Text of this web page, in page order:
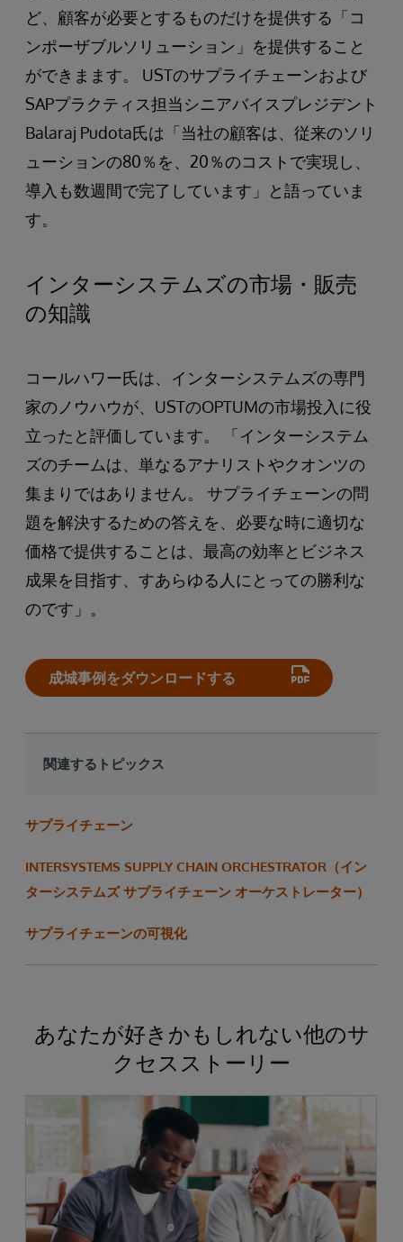
ど、顧客が必要とするものだけを提供する「コ
ンポーザブルソリューション」を提供すること
ができまます。 USTのサプライチェーンおよび
SAPプラクティス担当シニアバイスプレジデント
Balaraj Pudota氏は「当社の顧客は、従来のソリ
ューションの80％を、20％のコストで実現し、
導入も数週間で完了しています」と語っていま
す。
インターシステムズの市場・販売
の知識
コールハワー氏は、インターシステムズの専門
家のノウハウが、USTのOPTUMの市場投入に役
立ったと評価しています。 「インターシステム
ズのチームは、単なるアナリストやクオンツの
集まりではありません。 サプライチェーンの問
題を解決するための答えを、必要な時に適切な
価格で提供することは、最高の効率とビジネス
成果を目指す、すあらゆる人にとっての勝利な
のです」。
成城事例をダウンロードする
関連するトピックス
サプライチェーン
INTERSYSTEMS SUPPLY CHAIN ORCHESTRATOR（イン
ターシステムズ サプライチェーン オーケストレーター）
サプライチェーンの可視化
あなたが好きかもしれない他のサ
クセスストーリー